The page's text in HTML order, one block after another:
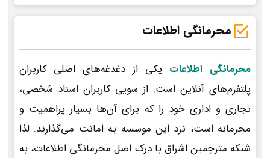
محرمانگی اطلاعات
محرمانگی اطلاعات یکی از دغدغه‌های اصلی کاربران
پلتفرم‌های آنلاین است. از سویی کاربران اسناد شخصی،
تجاری و اداری خود را که برای آن‌ها بسیار پراهمیت و
محرمانه است، نزد این موسسه به امانت می‌گذارند. لذا
شبکه مترجمین اشراق با درک اصل محرمانگی اطلاعات، به